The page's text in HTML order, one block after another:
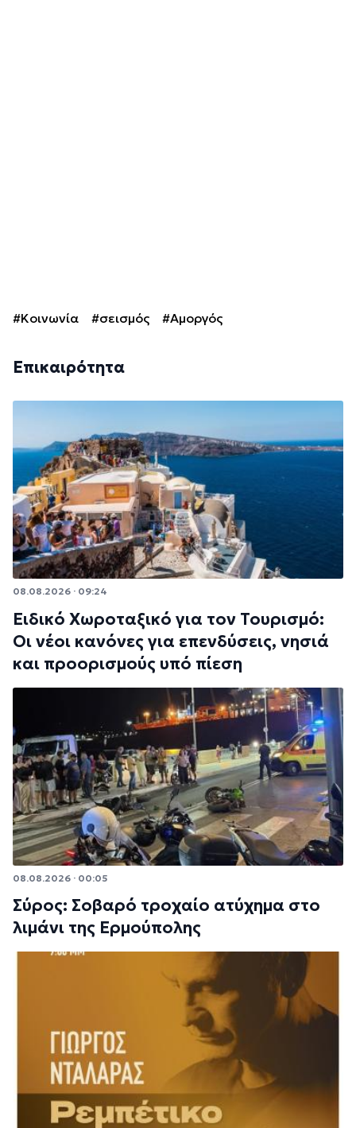
#Κοινωνία #σεισμός #Αμοργός
Επικαιρότητα
08.08.2026 · 09:24
Ειδικό Χωροταξικό για τον Τουρισμό:
Οι νέοι κανόνες για επενδύσεις, νησιά
και προορισμούς υπό πίεση
08.08.2026 · 00:05
Σύρος: Σοβαρό τροχαίο ατύχημα στο
λιμάνι της Ερμούπολης